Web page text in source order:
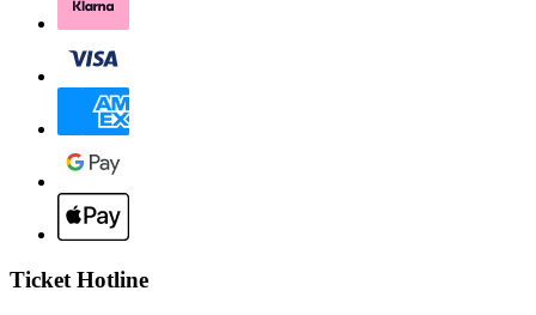
Ticket Hotline